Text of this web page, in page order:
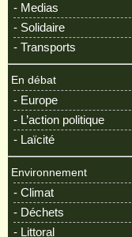
- Medias
- Solidaire
- Transports
En débat
- Europe
- L’action politique
- Laïcité
Environnement
- Climat
- Déchets
- Littoral